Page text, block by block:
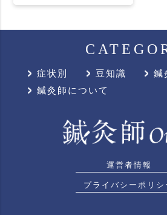
運営者情報
プライバシーポリシ
症状別 豆知識
鍼
鍼灸師について